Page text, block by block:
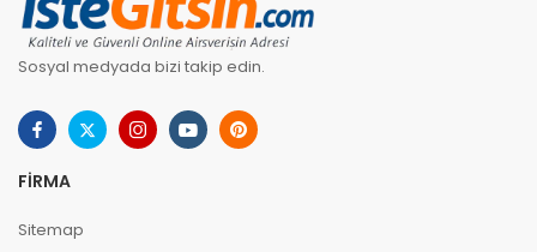
Sosyal medyada bizi takip edin.
FIRMA
Sitemap